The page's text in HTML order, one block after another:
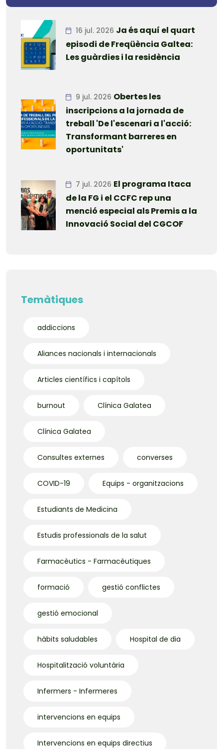
16 jul. 2026 Ja és aquí el quart
episodi de Freqüència Galtea:
Les guàrdies i la residència
9 jul. 2026 Obertes les
inscripcions a la jornada de
treball 'De l'escenari a l'acció:
Transformant barreres en
oportunitats'
7 jul. 2026 El programa Itaca
de la FG i el CCFC rep una
menció especial als Premis a la
Innovació Social del CGCOF
Temàtiques
addiccions
Aliances nacionals i internacionals
Articles científics i capítols
burnout Clínica Galatea
Clínica Galatea
Consultes externes converses
COVID-19 Equips - organitzacions
Estudiants de Medicina
Estudis professionals de la salut
Farmacèutics - Farmacèutiques
formació gestió conflictes
gestió emocional
hàbits saludables Hospital de dia
Hospitalització voluntària
Infermers - Infermeres
intervencions en equips
Intervencions en equips directius